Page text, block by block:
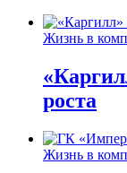
Жизнь в
роста
Жизнь в